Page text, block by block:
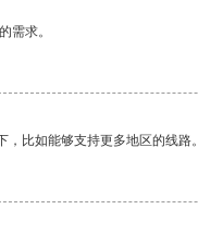
需求。
比如能够支持更多地区的线路。